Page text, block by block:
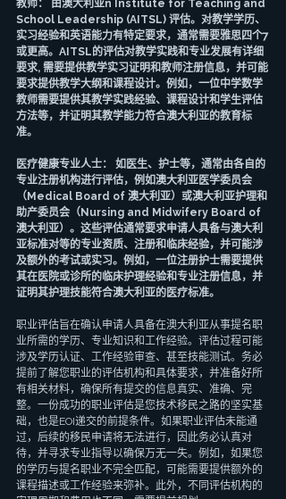
教师： 由澳大利亚n Institute for Teaching and
School Leadership (AITSL) 评估。对教学学历、
实习经验和英语能力有特定要求，通常需要雅思四个7
或更高。AITSL的评估对教学实践和专业发展有详细
要求, 需要提供教学实习证明和教师注册信息，并可能
要求提供教学大纲和课程设计。例如，一位中学数学
教师需要提供其教学实践经验、课程设计和学生评估
方法等，并证明其教学能力符合澳大利亚的教育标
准。
医疗健康专业人士： 如医生、护士等，通常由各自的
专业注册机构进行评估，例如澳大利亚医学委员会
（Medical Board of 澳大利亚）或澳大利亚护理和
助产委员会（Nursing and Midwifery Board of
澳大利亚）。这些评估通常要求申请人具备与澳大利
亚标准对等的专业资质、注册和临床经验，并可能涉
及额外的考试或实习。例如，一位注册护士需要提供
其在医院或诊所的临床护理经验和专业注册信息，并
证明其护理技能符合澳大利亚的医疗标准。
职业评估旨在确认申请人具备在澳大利亚从事提名职
业所需的学历、专业知识和工作经验。评估过程可能
涉及学历认证、工作经验审查、甚至技能测试。务必
提前了解您职业的评估机构和具体要求，并准备好所
有相关材料，确保所有提交的信息真实、准确、完
整。一份成功的职业评估是您技术移民之路的坚实基
础，也是EOI递交的前提条件。如果职业评估未能通
过，后续的移民申请将无法进行，因此务必认真对
待，并寻求专业指导以确保万无一失。例如，如果您
的学历与提名职业不完全匹配，可能需要提供额外的
课程描述或工作经验来弥补。此外，不同评估机构的